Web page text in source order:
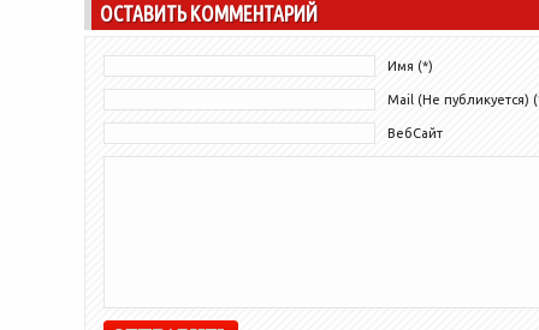
ОСТАВИТЬ КОММЕНТАРИЙ
Имя (*)
Mail (Не публикуется)
ВебСайт